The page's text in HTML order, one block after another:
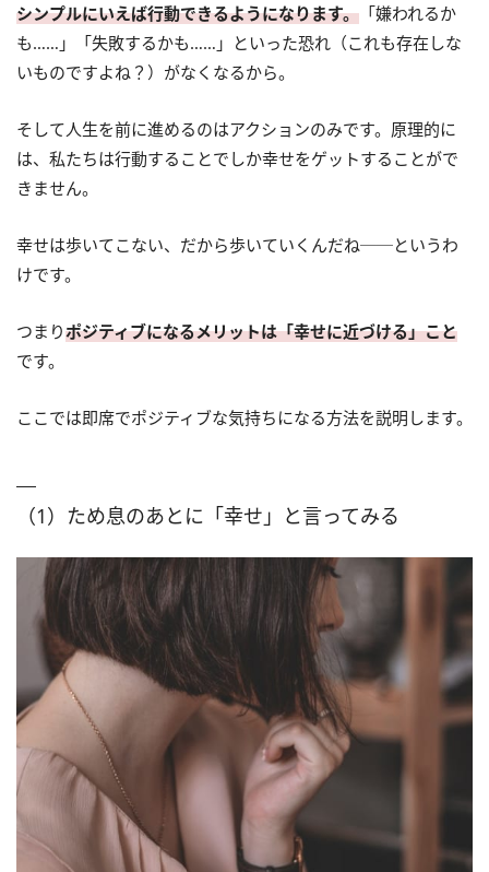
シンプルにいえば行動できるようになります。 「嫌われるか
も……」「失敗するかも……」といった恐れ（これも存在しな
いものですよね？）がなくなるから。
そして人生を前に進めるのはアクションのみです。原理的に
は、私たちは行動することでしか幸せをゲットすることがで
きません。
幸せは歩いてこない、だから歩いていくんだね──というわ
けです。
つまりポジティブになるメリットは「幸せに近づける」こと
です。
ここでは即席でポジティブな気持ちになる方法を説明します。
（1）ため息のあとに「幸せ」と言ってみる